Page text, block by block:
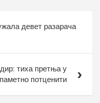
девет разарача
тиха претња у
потценити